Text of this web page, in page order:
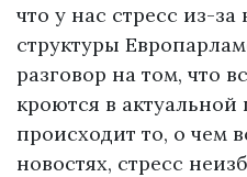
что у нас стресс из-
структуры
разговор на том, что
кроются в актуальной
происходит то, о чем
новостях, стресс